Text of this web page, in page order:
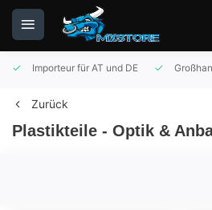
Importeur für AT und DE
Zurück
Plastikteile - Optik &